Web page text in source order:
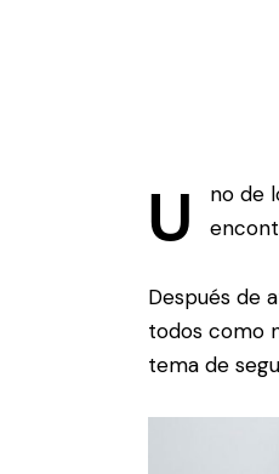
U
no de
Después de
todos como
tema de